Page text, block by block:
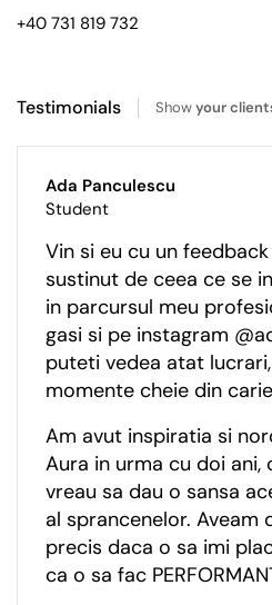
+40 731 819 732
Testimonials Showyour
Ada Panculescu
Student
Vin si eu cu un
sustinut de ceea ce se
in parcursul meu
gasi si pe instagram
puteti vedea atat
momente cheie din
Am avut inspiratia si
Aura in urma cu doi ani,
vreau sa dau o sansa
al sprancenelor. Aveam
precis daca o sa imi
ca o sa fac